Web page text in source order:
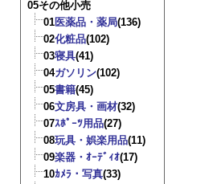
05その他小売
01医薬品・薬局(136)
02化粧品(102)
03寝具(41)
04ガソリン(102)
05書籍(45)
06文房具・画材(32)
07ｽﾎﾟｰﾂ用品(27)
08玩具・娯楽用品(11)
09楽器・ｵｰﾃﾞｨｵ(17)
10ｶﾒﾗ・写真(33)